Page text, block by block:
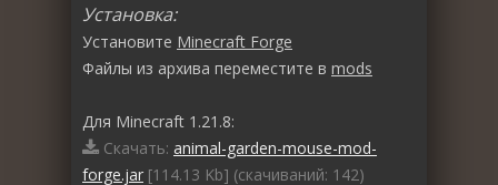
Установка:
Установите Minecraft Forge
Файлы из архива переместите в mods
Для Minecraft 1.21.8:
Скачать: animal-garden-mouse-mod-
forge.jar [114.13 Kb] (cкачиваний: 142)